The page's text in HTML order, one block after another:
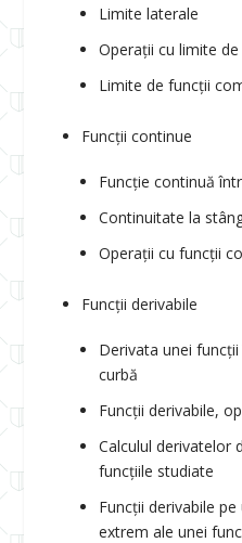
Limite laterale
Operații cu limite
Limite de funcții
Funcții continue
Funcție continuă
Continuitate la
Operații cu funcții
Funcții derivabile
Derivata unei
curbă
Funcții derivabile,
Calculul derivatelor
funcțiile studiate
Funcții derivabile
extrem ale unei